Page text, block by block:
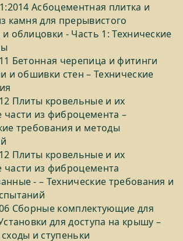
Асбоцементная плитка и
камня для прерывистого
облицовки - Часть 1: Технические
Бетонная черепица и фитинги
и обшивки стен – Технические
Плиты кровельные и их
из фиброцемента –
требования и методы
Плиты кровельные и их
из фиброцемента
- – Технические требования и
Сборные комплектующие для
для доступа на крышу –
и ступеньки